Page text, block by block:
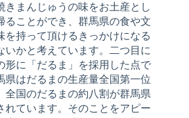
きまんじゅうの味をお土産とし
ることができ、群馬県の食や文
を持って頂けるきっかけになる
いかと考えています。二つ目に
形に「だるま」を採用した点で
県はだるまの生産量全国第一位
全国のだるまの約八割が群馬県
れています。そのことをアピー